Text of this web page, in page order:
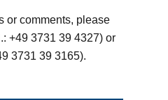
or comments, please
+49 3731 39 4327) or
3731 39 3165).